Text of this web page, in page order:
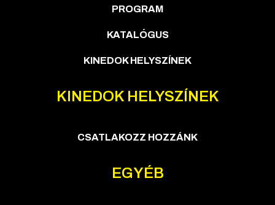
PROGRAM
KATALÓGUS
KINEDOK HELYSZÍNEK
KINEDOK HELYSZÍNEK
CSATLAKOZZ HOZZÁNK
EGYÉB